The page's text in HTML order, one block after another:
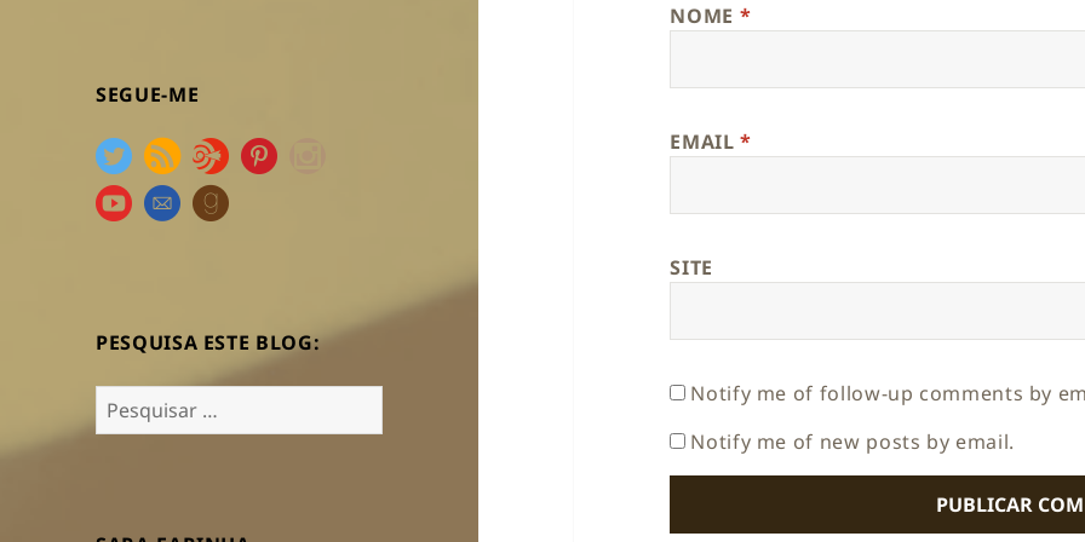
SEGUE-ME
PESQUISA ESTE BLOG:
Pesquisar
por:
NOME *
EMAIL*
SITE
Notify me of follow-up comments by
Notify me of new posts by email.